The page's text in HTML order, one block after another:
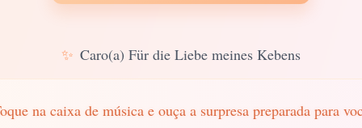
✨ Caro(a) Für die Liebe meines Kebens
na caixa de música e ouça a surpresa preparada para